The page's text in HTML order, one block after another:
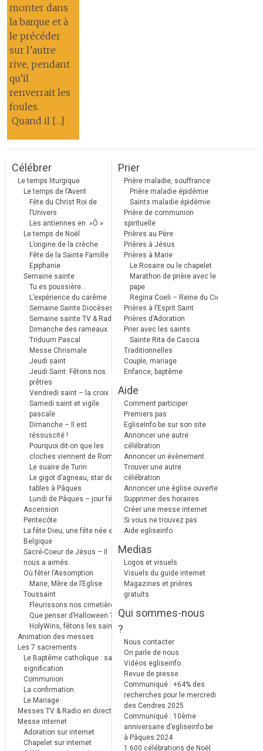
monter dans
la barque et à
le précéder
sur l’autre
rive, pendant
qu’il
renverrait les
foules.
Quand il […]
Célébrer
Le temps liturgique
Le temps de l’Avent
Fête du Christ Roi de
l’Univers
Les antiennes en »Ô »
Le temps de Noël
L’origine de la crèche
Fête de la Sainte Famille
Epiphanie
Semaine sainte
Tu es poussière…
L’expérience du carême
Semaine Sainte Diocèses
Semaine sainte TV & Radio
Dimanche des rameaux
Triduum Pascal
Messe Chrismale
Jeudi saint
Jeudi Saint: Fêtons nos
prêtres
Vendredi saint – la croix
Samedi saint et vigile
pascale
Dimanche – Il est
réssuscité !
Pourquoi dit-on que les
cloches viennent de Rome ?
Le suaire de Turin
Le gigot d’agneau, star des
tables à Pâques
Lundi de Pâques – jour férié
Ascension
Pentecôte
La fête Dieu, une fête née en
Belgique
Sacré-Coeur de Jésus – Il
nous a aimés.
Où fêter l’Assomption
Marie, Mère de l’Eglise
Toussaint
Fleurissons nos cimetières
Que penser d’Halloween ?
HolyWins, fêtons les saints !
Animation des messes
Les 7 sacrements
Le Baptême catholique : sa
signification
Communion
La confirmation
Le Mariage
Messes TV & Radio en direct
Messe internet
Adoration sur internet
Chapelet sur internet
Prier
Prière maladie, souffrance
Prière maladie épidémie
Saints maladie épidémie
Prière de communion
spirituelle
Prières au Père
Prières à Jésus
Prières à Marie
Le Rosaire ou le chapelet
Marathon de prière avec le
pape
Regina Coeli – Reine du Ciel
Prières à l’Esprit Saint
Prières d’Adoration
Prier avec les saints
Sainte Rita de Cascia
Traditionnelles
Couple, mariage
Enfance, baptême
Aide
Comment participer
Premiers pas
EgliseInfo.be sur son site
Annoncer une autre
célébration
Annoncer un évènement
Trouver une autre
célébration
Annoncer une église ouverte
Supprimer des horaires
Créer une messe internet
Si vous ne trouvez pas
Aide egliseinfo
Medias
Logos et visuels
Visuels du guide internet
Magazines et prières
gratuits
Qui sommes-nous
?
Nous contacter
On parle de nous
Vidéos egliseinfo
Revue de presse
Communiqué : +64% des
recherches pour le mercredi
des Cendres 2025
Communiqué : 10ème
anniversaire d’egliseinfo.be
à Pâques 2024
1.600 célébrations de Noël